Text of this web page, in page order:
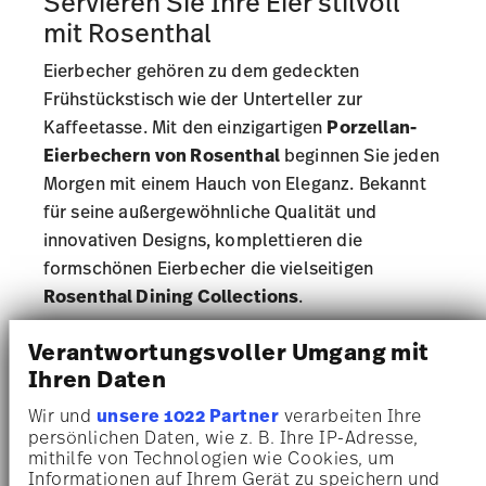
Verantwortungsvoller Umgang mit
Ihren Daten
Wir und unsere 1022 Partnerverarbeiten Ihre
persönlichen Daten, wie z. B. Ihre IP-Adresse,
mithilfe von Technologien wie Cookies, um
Informationen auf Ihrem Gerät zu speichern und
mit Rosenthal
Eierbecher gehören zu dem gedeckten
Frühstückstisch wie der Unterteller zur
Kaffeetasse. Mit den einzigartigen Porzellan-
Eierbechern von Rosenthalbeginnen Sie jeden
Morgen mit einem Hauch von Eleganz. Bekannt
für seine außergewöhnliche Qualität und
innovativen Designs, komplettieren die
formschönen Eierbecher die vielseitigen
Rosenthal Dining Collections.
Wählen Sie Ihre
Eierbecher im Einklang mit
dem passenden Geschirrservice
und schaffen
aufeinander abgestimmt sind. Schließlich ist
nichts schöner, als die Gäste mit einem